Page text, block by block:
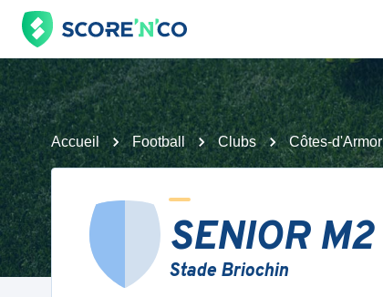
Accueil Football Clubs Côtes-d'Armor
SENIOR M2
Stade Briochin